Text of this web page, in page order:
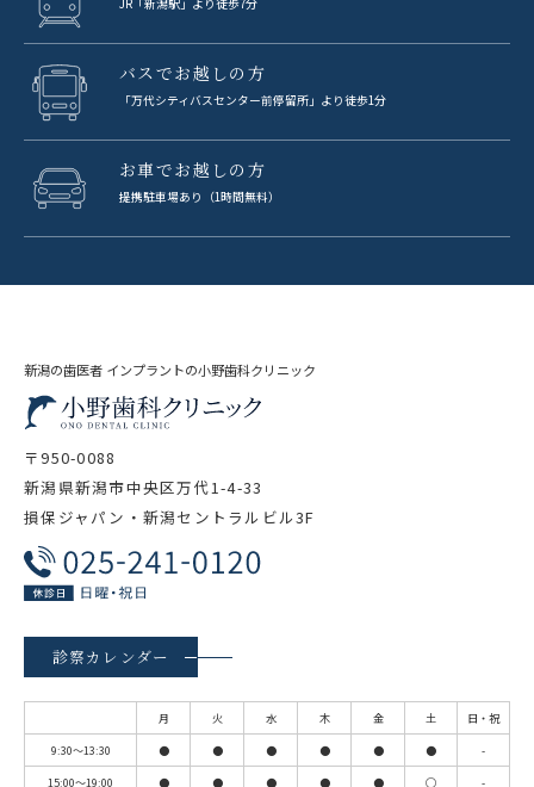
バスでお越しの方
「万代シティバスセンター前停留所」より徒歩1分
お車でお越しの方
提携駐車場あり（1時間無料）
新潟の歯医者 インプラントの小野歯科クリニック
〒950-0088
新潟県新潟市中央区万代1-4-33
損保ジャパン・新潟セントラルビル3F
診察カレンダー
月 火 水 木 金 土
日・祝
9:30～13:30
● ● ● ● ● ●
-
15:00～19:00
● ● ● ● ● ◯ -